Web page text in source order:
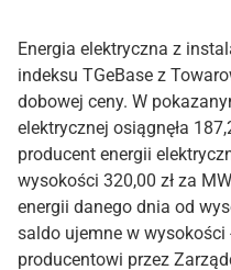
Energia elektryczna z
indeksu TGeBase z
dobowej ceny. W
elektrycznej osiągnęła
producent energii
wysokości 320,00 zł za
energii danego dnia od
saldo ujemne w wysokości
producentowi przez